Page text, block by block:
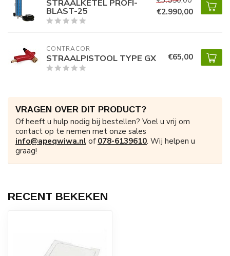
STRAALKETEL PROFI-
BLAST-25
€2.990,00
CONTRACOR
STRAALPISTOOL TYPE GX €65,00
VRAGEN OVER DIT PRODUCT?
Of heeft u hulp nodig bij bestellen? Voel u vrij om
contact op te nemen met onze sales
info@apeqwiwa.nl of 078-6139610. Wij helpen u
graag!
RECENT BEKEKEN